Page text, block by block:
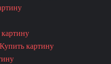
картину